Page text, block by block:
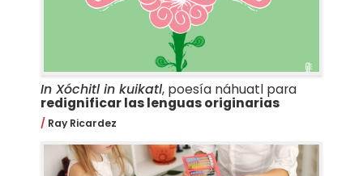
In Xóchitl in kuikatl, poesía náhuatl para
redignificar las lenguas originarias
Ray Ricardez